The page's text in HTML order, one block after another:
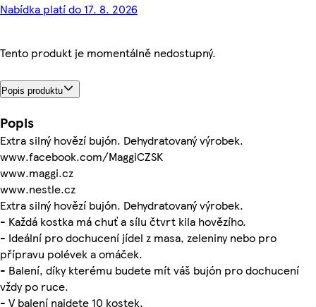
Nabídka platí do 17. 8. 2026
Tento produkt je momentálně nedostupný.
Popis produktu
Popis
Extra silný hovězí bujón. Dehydratovaný výrobek.
www.facebook.com/MaggiCZSK
www.maggi.cz
www.nestle.cz
Extra silný hovězí bujón. Dehydratovaný výrobek.
- Každá kostka má chuť a sílu čtvrt kila hovězího.
- Ideální pro dochucení jídel z masa, zeleniny nebo pro
přípravu polévek a omáček.
- Balení, díky kterému budete mít váš bujón pro dochucení
vždy po ruce.
- V balení najdete 10 kostek.